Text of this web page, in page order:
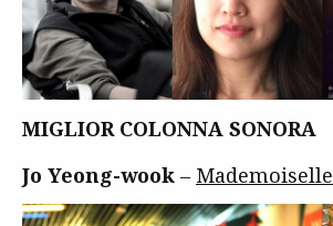
MIGLIOR COLONNA SONORA
Jo Yeong-wook – Mademoiselle